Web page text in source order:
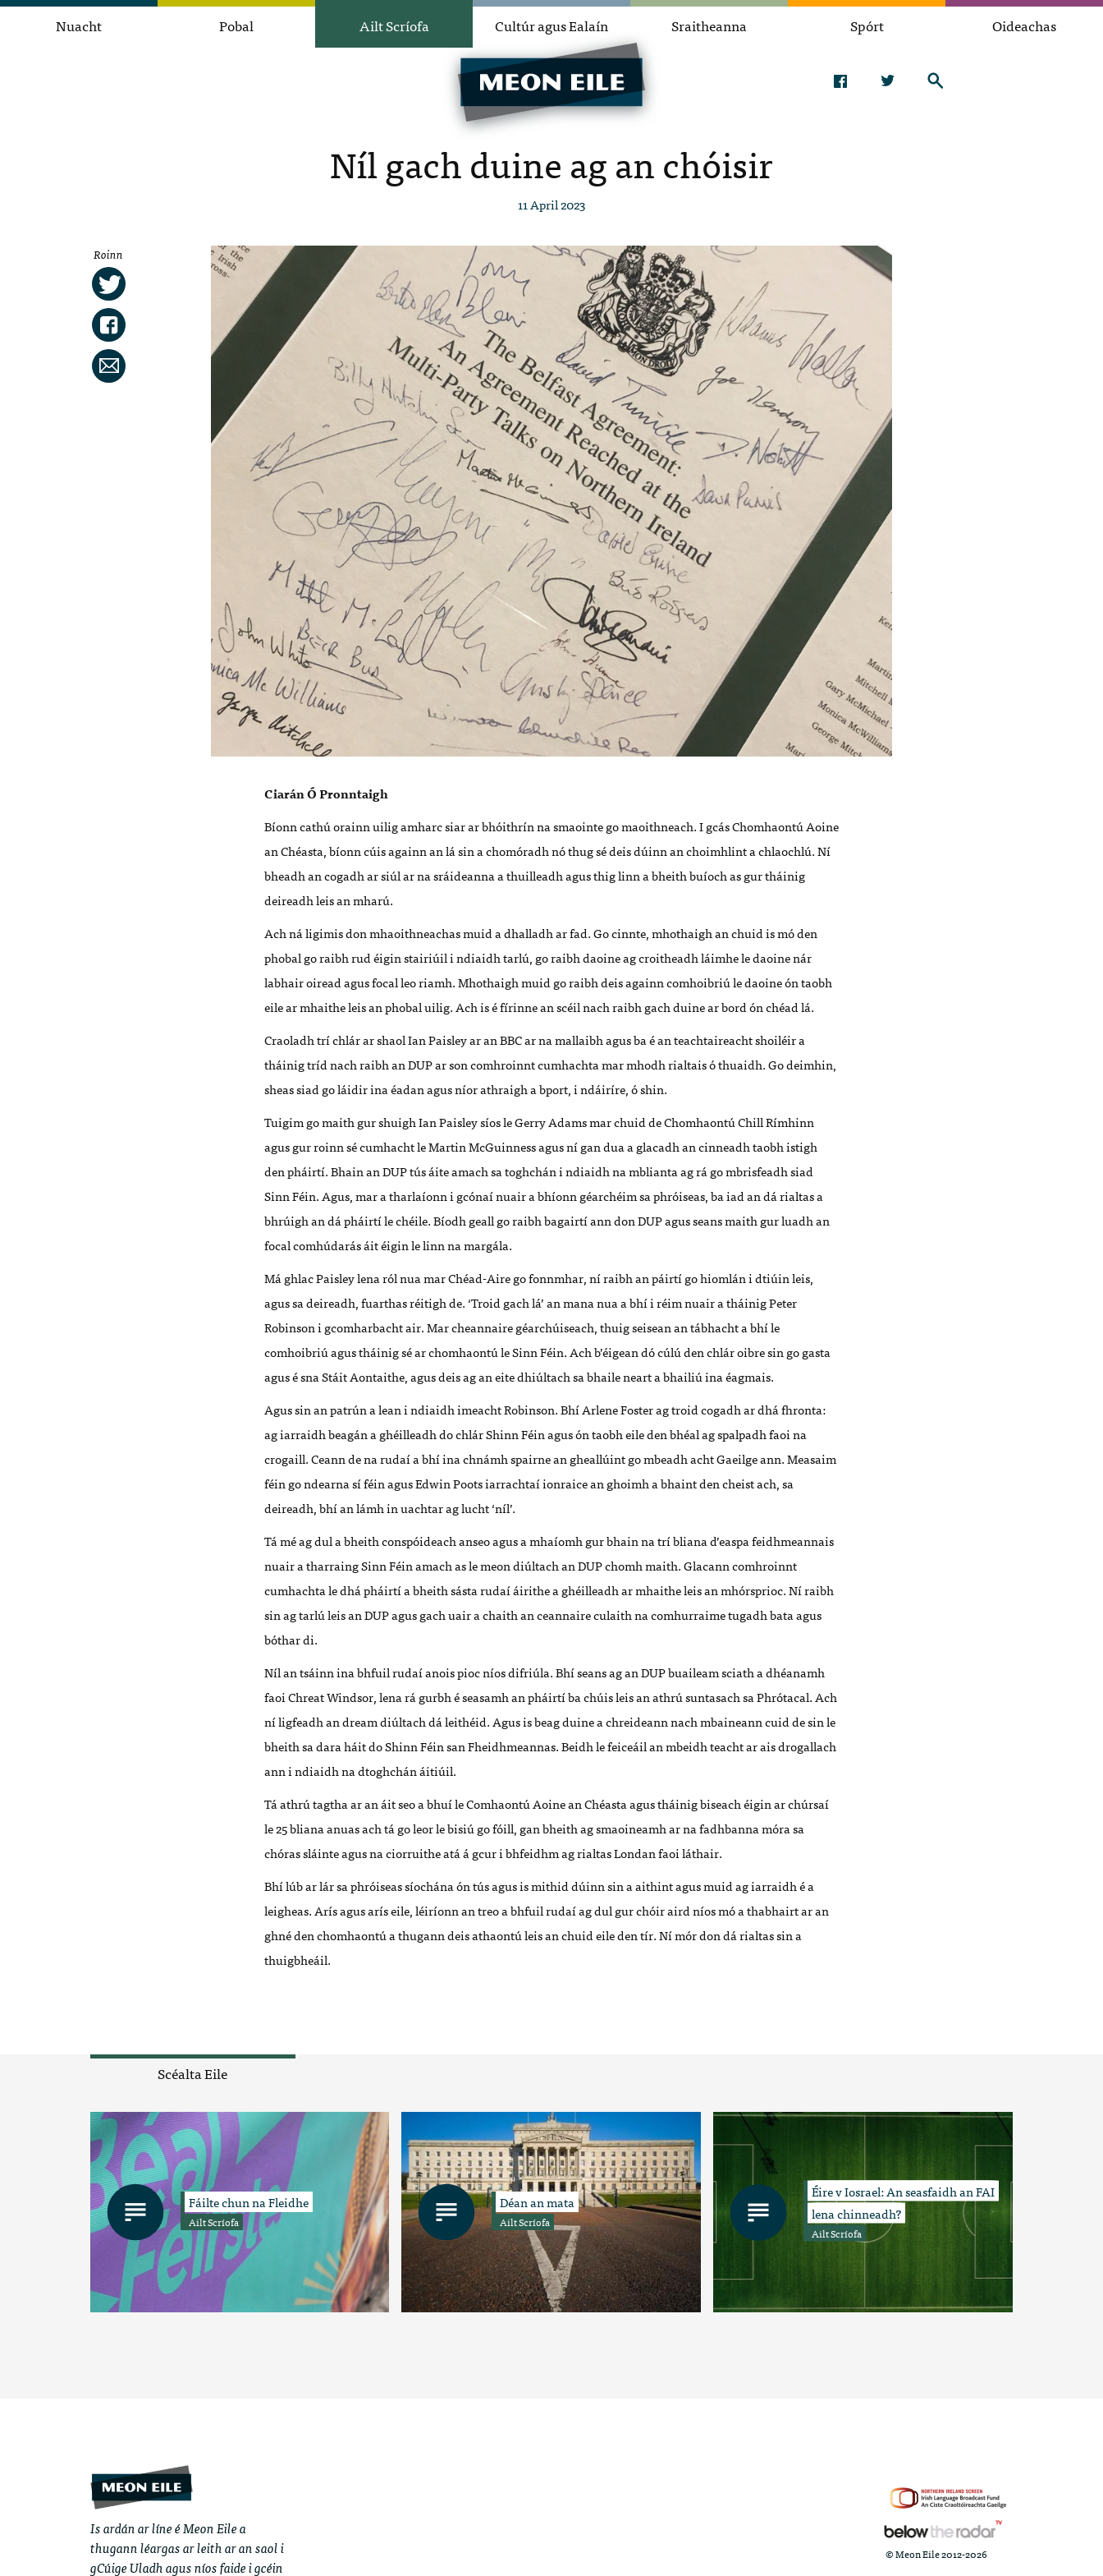
Nuacht Pobal Ailt Scríofa Cultúr agus Ealaín Sraitheanna Spórt Oideachas
Níl gach duine ag an chóisir
11 April 2023
Roinn
Ciarán Ó Pronntaigh
Bíonn cathú orainn uilig amharc siar ar bhóithrín na smaointe go maoithneach. I gcás Chomhaontú Aoine
an Chéasta, bíonn cúis againn an lá sin a chomóradh nó thug sé deis dúinn an choimhlint a chlaochlú. Ní
bheadh an cogadh ar siúl ar na sráideanna a thuilleadh agus thig linn a bheith buíoch as gur tháinig
deireadh leis an mharú.
Ach ná ligimis don mhaoithneachas muid a dhalladh ar fad. Go cinnte, mhothaigh an chuid is mó den
phobal go raibh rud éigin stairiúil i ndiaidh tarlú, go raibh daoine ag croitheadh láimhe le daoine nár
labhair oiread agus focal leo riamh. Mhothaigh muid go raibh deis againn comhoibriú le daoine ón taobh
eile ar mhaithe leis an phobal uilig. Ach is é fírinne an scéil nach raibh gach duine ar bord ón chéad lá.
Craoladh trí chlár ar shaol Ian Paisley ar an BBC ar na mallaibh agus ba é an teachtaireacht shoiléir a
tháinig tríd nach raibh an DUP ar son comhroinnt cumhachta mar mhodh rialtais ó thuaidh. Go deimhin,
sheas siad go láidir ina éadan agus níor athraigh a bport, i ndáiríre, ó shin.
Tuigim go maith gur shuigh Ian Paisley síos le Gerry Adams mar chuid de Chomhaontú Chill Rímhinn
agus gur roinn sé cumhacht le Martin McGuinness agus ní gan dua a glacadh an cinneadh taobh istigh
den pháirtí. Bhain an DUP tús áite amach sa toghchán i ndiaidh na mblianta ag rá go mbrisfeadh siad
Sinn Féin. Agus, mar a tharlaíonn i gcónaí nuair a bhíonn géarchéim sa phróiseas, ba iad an dá rialtas a
bhrúigh an dá pháirtí le chéile. Bíodh geall go raibh bagairtí ann don DUP agus seans maith gur luadh an
focal comhúdarás áit éigin le linn na margála.
Má ghlac Paisley lena ról nua mar Chéad-Aire go fonnmhar, ní raibh an páirtí go hiomlán i dtiúin leis,
agus sa deireadh, fuarthas réitigh de. ‘Troid gach lá’ an mana nua a bhí i réim nuair a tháinig Peter
Robinson i gcomharbacht air. Mar cheannaire géarchúiseach, thuig seisean an tábhacht a bhí le
comhoibriú agus tháinig sé ar chomhaontú le Sinn Féin. Ach b’éigean dó cúlú den chlár oibre sin go gasta
agus é sna Stáit Aontaithe, agus deis ag an eite dhiúltach sa bhaile neart a bhailiú ina éagmais.
Agus sin an patrún a lean i ndiaidh imeacht Robinson. Bhí Arlene Foster ag troid cogadh ar dhá fhronta:
ag iarraidh beagán a ghéilleadh do chlár Shinn Féin agus ón taobh eile den bhéal ag spalpadh faoi na
crogaill. Ceann de na rudaí a bhí ina chnámh spairne an gheallúint go mbeadh acht Gaeilge ann. Measaim
féin go ndearna sí féin agus Edwin Poots iarrachtaí ionraice an ghoimh a bhaint den cheist ach, sa
deireadh, bhí an lámh in uachtar ag lucht ‘níl’.
Tá mé ag dul a bheith conspóideach anseo agus a mhaíomh gur bhain na trí bliana d’easpa feidhmeannais
nuair a tharraing Sinn Féin amach as le meon diúltach an DUP chomh maith. Glacann comhroinnt
cumhachta le dhá pháirtí a bheith sásta rudaí áirithe a ghéilleadh ar mhaithe leis an mhórsprioc. Ní raibh
sin ag tarlú leis an DUP agus gach uair a chaith an ceannaire culaith na comhurraime tugadh bata agus
bóthar di.
Níl an tsáinn ina bhfuil rudaí anois pioc níos difriúla. Bhí seans ag an DUP buaileam sciath a dhéanamh
faoi Chreat Windsor, lena rá gurbh é seasamh an pháirtí ba chúis leis an athrú suntasach sa Phrótacal. Ach
ní ligfeadh an dream diúltach dá leithéid. Agus is beag duine a chreideann nach mbaineann cuid de sin le
bheith sa dara háit do Shinn Féin san Fheidhmeannas. Beidh le feiceáil an mbeidh teacht ar ais drogallach
ann i ndiaidh na dtoghchán áitiúil.
Tá athrú tagtha ar an áit seo a bhuí le Comhaontú Aoine an Chéasta agus tháinig biseach éigin ar chúrsaí
le 25 bliana anuas ach tá go leor le bisiú go fóill, gan bheith ag smaoineamh ar na fadhbanna móra sa
chóras sláinte agus na ciorruithe atá á gcur i bhfeidhm ag rialtas Londan faoi láthair.
Bhí lúb ar lár sa phróiseas síochána ón tús agus is mithid dúinn sin a aithint agus muid ag iarraidh é a
leigheas. Arís agus arís eile, léiríonn an treo a bhfuil rudaí ag dul gur chóir aird níos mó a thabhairt ar an
ghné den chomhaontú a thugann deis athaontú leis an chuid eile den tír. Ní mór don dá rialtas sin a
thuigbheáil.
Scéalta Eile
Fáilte chun na Fleidhe
Ailt Scríofa
Déan an mata
Ailt Scríofa
Éire v Iosrael: An seasfaidh an FAI
lena chinneadh?
Ailt Scríofa
Is ardán ar líne é Meon Eile a
thugann léargas ar leith ar an saol i
gCúige Uladh agus níos faide i gcéin
© Meon Eile 2012-2026